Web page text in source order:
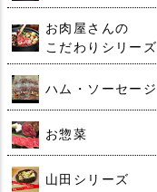
お肉屋さんの
こだわりシリーズ
ハム・ソーセージ
お惣菜
山田シリーズ